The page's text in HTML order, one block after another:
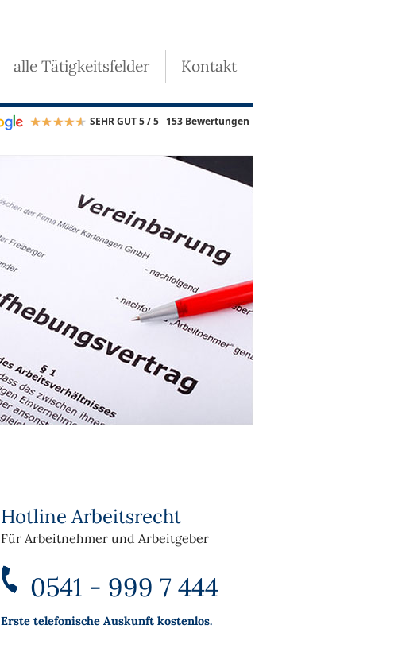
alle Tätigkeitsfelder Kontakt
SEHR GUT 5 / 5 153 Bewertungen
Hotline Arbeitsrecht
Für Arbeitnehmer und Arbeitgeber
0541 - 999 7 444
Erste telefonische Auskunft kostenlos.